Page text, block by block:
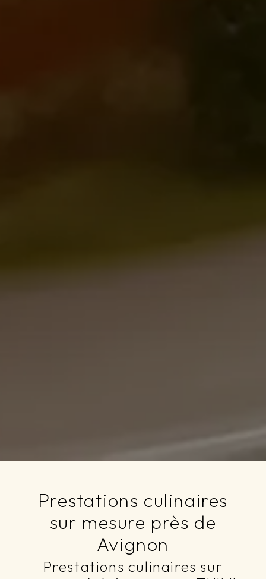
Prestations culinaires
sur mesure près de
Avignon
Prestations culinaires sur